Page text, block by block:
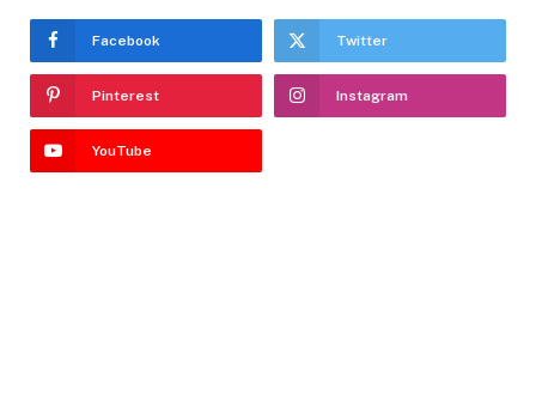
Facebook Twitter
Pinterest Instagram
YouTube